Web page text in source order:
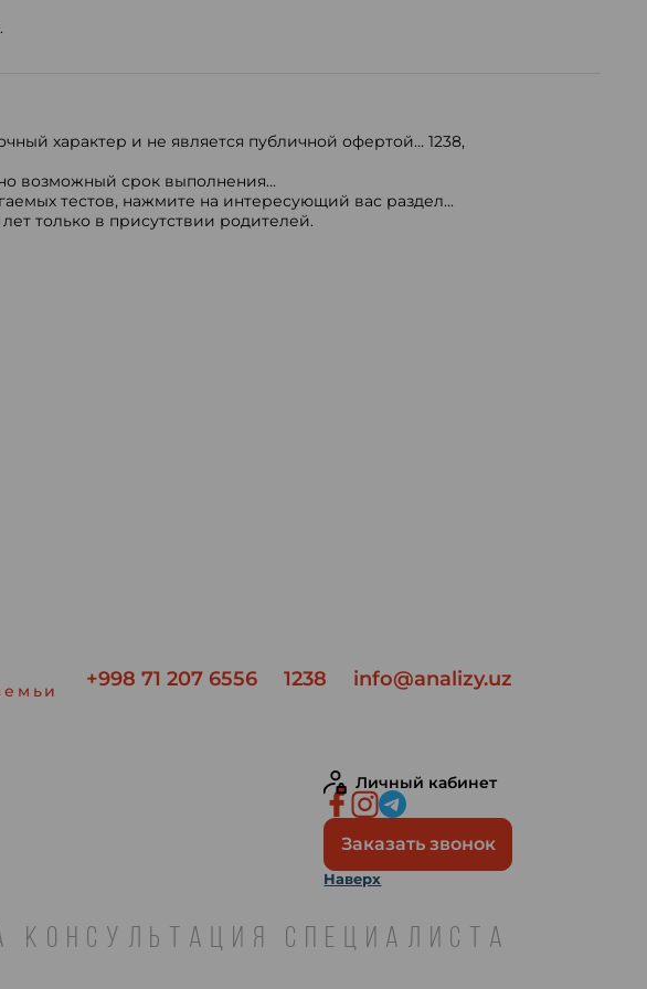
характер и не является публичной офертой... 1238,
возможный срок выполнения...
тестов, нажмите на интересующий вас раздел...
только в присутствии родителей.
+998 71 207 6556 1238 info@analizy.uz
Личный кабинет
Заказать звонок
Наверх
КОНСУЛЬТАЦИЯ СПЕЦИАЛИСТА